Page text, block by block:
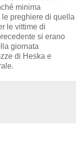
minima
preghiere di quella
le vittime di
si erano
giornata
di Heska e